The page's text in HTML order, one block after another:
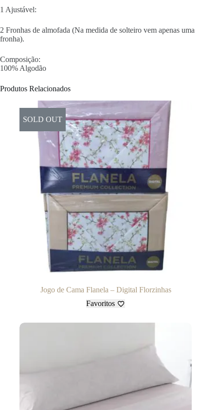
1 Ajustável:
2 Fronhas de almofada (Na medida de solteiro vem apenas uma
fronha).
Composição:
100% Algodão
Produtos Relacionados
SOLD OUT
Jogo de Cama Flanela – Digital Florzinhas
Favoritos